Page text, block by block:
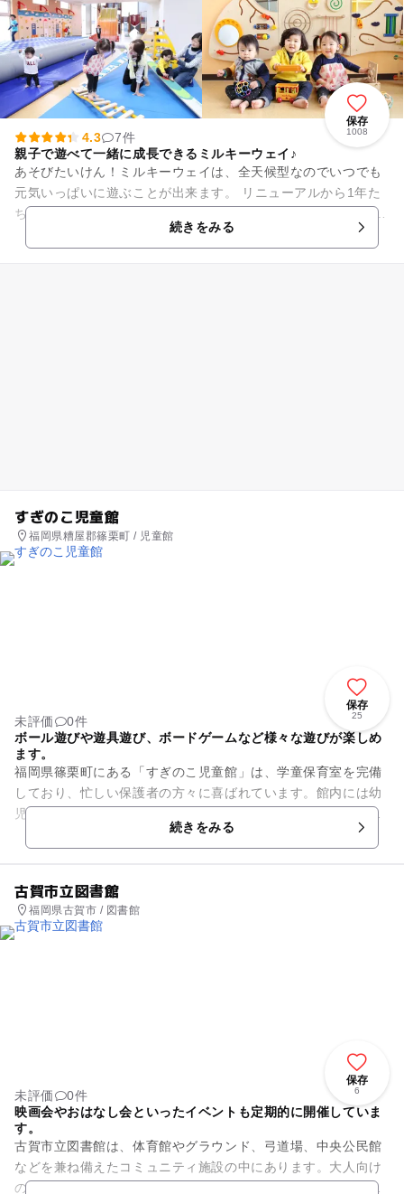
保存
1008
4.3
7件
親子で遊べて一緒に成長できるミルキーウェイ♪
あそびたいけん！ミルキーウェイは、全天候型なのでいつでも
元気いっぱいに遊ぶことが出来ます。 リニューアルから1年た
ち、さらにパワーアップしたミルキーウェイ！ 絵本の森の絵本
続きをみる
すぎのこ児童館
福岡県糟屋郡篠栗町 / 児童館
保存
25
未評価
0件
ボール遊びや遊具遊び、ボードゲームなど様々な遊びが楽しめ
ます。
福岡県篠栗町にある「すぎのこ児童館」は、学童保育室を完備
しており、忙しい保護者の方々に喜ばれています。館内には幼
児用遊具がある東のプレイルーム、バスケットや卓球が楽しめ
る西のプレイルーム、児童書...続きをみる
古賀市立図書館
福岡県古賀市 / 図書館
保存
6
未評価
0件
映画会やおはなし会といったイベントも定期的に開催していま
す。
古賀市立図書館は、体育館やグラウンド、弓道場、中央公民館
などを兼ね備えたコミュニティ施設の中にあります。大人向け
の一般コーナーや絵本・児童書・紙芝居などがある児童コーナ